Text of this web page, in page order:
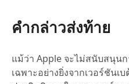
คำกล่าวส่งท้าย
แม้ว่า Apple จะไม่สนับสนุน
เฉพาะอย่างยิ่งจากเวอร์ชัน